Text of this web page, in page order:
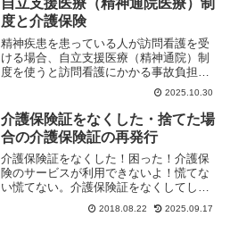
じサービスの別の...
自立支援医療（精神通院医療）制
度と介護保険
精神疾患を患っている人が訪問看護を受
ける場合、自立支援医療（精神通院）制
度を使うと訪問看護にかかる事故負担を
安くすることができる場合がある。65歳
以上の人でも自立支援医療（精神通院）
制度での訪問看護を受けることができる
ので上手に利用したい。
2025.10.30
介護保険証をなくした・捨てた場
合の介護保険証の再発行
介護保険証をなくした！困った！介護保
険のサービスが利用できないよ！慌てな
い慌てない。介護保険証をなくしてしま
ってもすぐに介護保険証の再発行をして
もらうことができる。本人が介護保険証
2018.08.22 2025.09.17